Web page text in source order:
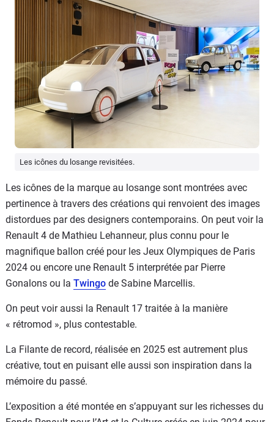
Les icônes du losange revisitées.
Les icônes de la marque au losange sont montrées avec
pertinence à travers des créations qui renvoient des images
distordues par des designers contemporains. On peut voir la
Renault 4 de Mathieu Lehanneur, plus connu pour le
magnifique ballon créé pour les Jeux Olympiques de Paris
2024 ou encore une Renault 5 interprétée par Pierre
Gonalons ou la Twingo de Sabine Marcellis.
On peut voir aussi la Renault 17 traitée à la manière
« rétromod », plus contestable.
La Filante de record, réalisée en 2025 est autrement plus
créative, tout en puisant elle aussi son inspiration dans la
mémoire du passé.
L’exposition a été montée en s’appuyant sur les richesses du